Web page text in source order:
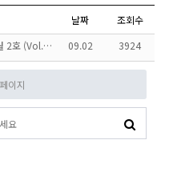
날짜
조회수
[사회적경제 정책포커스] '20.8월 2호 (Vol.2… 09.02 3924
이지